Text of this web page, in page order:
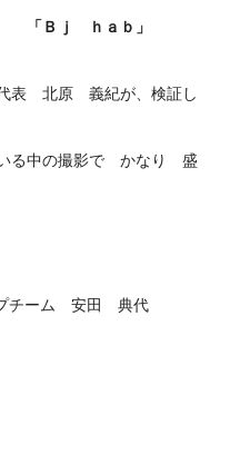
Ｂｊ ｈａｂ」
表 北原 義紀が、検証し
いる中の撮影で かなり 盛
安田 典代